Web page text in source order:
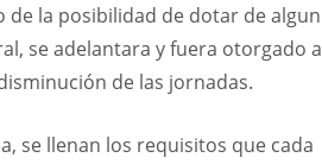
de la posibilidad de dotar de algun
se adelantara y fuera otorgado a
de las jornadas.
se llenan los requisitos que cada